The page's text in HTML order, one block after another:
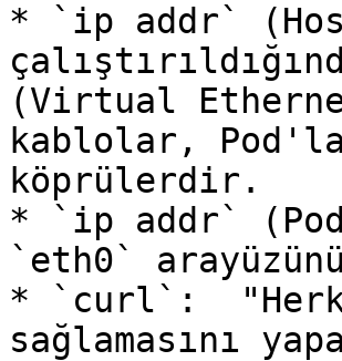
* `ip addr`
(Virtual
kablolar,
köprülerdir.
* `ip addr`
`eth0`
* `curl`:
sağlamasını